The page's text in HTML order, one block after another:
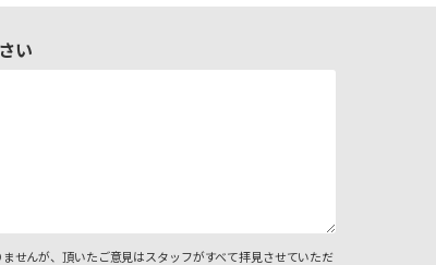
い
せんが、頂いたご意見はスタッフがすべて拝見させていただ